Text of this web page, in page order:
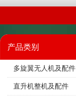
产品类别
多旋翼无人机及配件
直升机整机及配件